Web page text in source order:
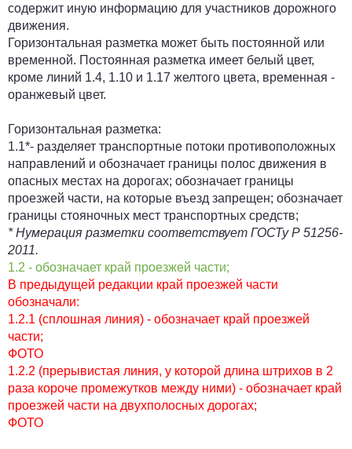
содержит иную информацию для участников дорожного
движения.
Горизонтальная разметка может быть постоянной или
временной. Постоянная разметка имеет белый цвет,
кроме линий 1.4, 1.10 и 1.17 желтого цвета, временная -
оранжевый цвет.
Горизонтальная разметка:
1.1*- разделяет транспортные потоки противоположных
направлений и обозначает границы полос движения в
опасных местах на дорогах; обозначает границы
проезжей части, на которые въезд запрещен; обозначает
границы стояночных мест транспортных средств;
* Нумерация разметки соответствует ГОСТу Р 51256-
2011.
1.2 - обозначает край проезжей части;
В предыдущей редакции край проезжей части
обозначали:
1.2.1 (сплошная линия) - обозначает край проезжей
части;
ФОТО
1.2.2 (прерывистая линия, у которой длина штрихов в 2
раза короче промежутков между ними) - обозначает край
проезжей части на двухполосных дорогах;
ФОТО